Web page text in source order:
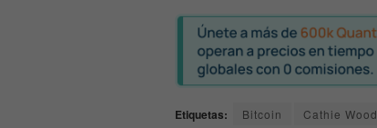
Etiquetas: Bitcoin Cathie Wood